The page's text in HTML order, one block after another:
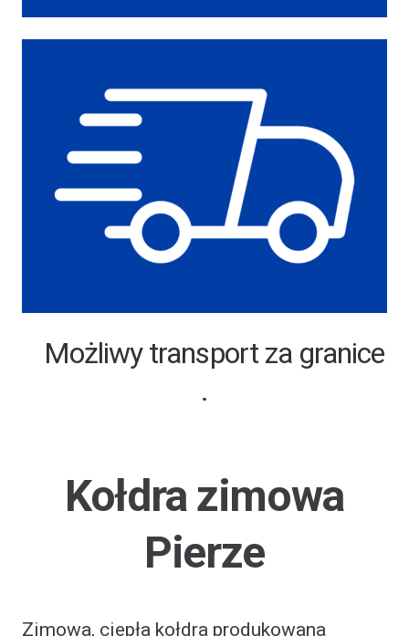
Możliwy transport za granice
.
Kołdra zimowa
Pierze
Zimowa, ciepła kołdra produkowana